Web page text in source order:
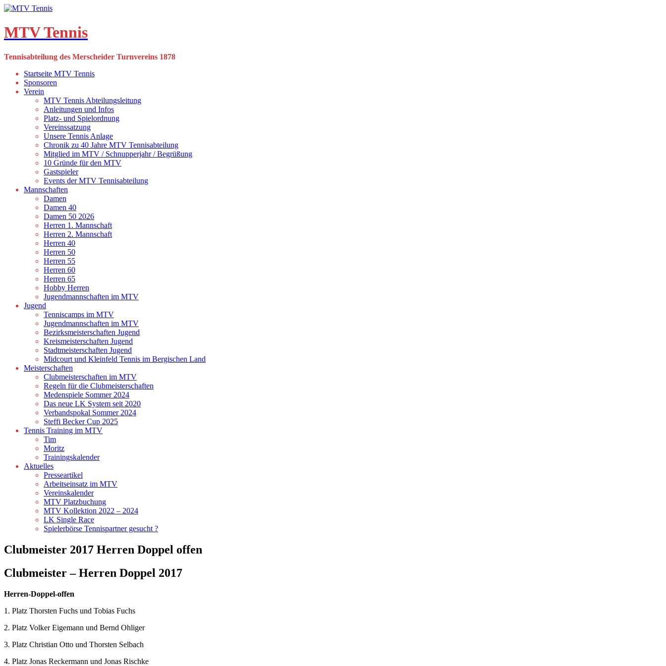
Skip
content
MTV Tennis
Tennisabteilung des Merscheider Turnvereins 1878
Startseite MTV Tennis
Sponsoren
Verein
MTV Tennis Abteilungsleitung
Anleitungen und Infos
Platz- und Spielordnung
Vereinssatzung
Unsere Tennis Anlage
Chronik zu 40 Jahre MTV Tennisabteilung
Mitglied im MTV / Schnupperjahr / Begrüßung
10 Gründe für den MTV
Gastspieler
Events der MTV Tennisabteilung
Mannschaften
Damen
Damen 40
Damen 50 2026
Herren 1. Mannschaft
Herren 2. Mannschaft
Herren 40
Herren 50
Herren 55
Herren 60
Herren 65
Hobby Herren
Jugendmannschaften im MTV
Jugend
Tenniscamps im MTV
Jugendmannschaften im MTV
Bezirksmeisterschaften Jugend
Kreismeisterschaften Jugend
Stadtmeisterschaften Jugend
Midcourt und Kleinfeld Tennis im Bergischen Land
Meisterschaften
Clubmeisterschaften im MTV
Regeln für die Clubmeisterschaften
Medenspiele Sommer 2024
Das neue LK System seit 2020
Verbandspokal Sommer 2024
Steffi Becker Cup 2025
Tennis Training im MTV
Tim
Moritz
Trainingskalender
Aktuelles
Presseartikel
Arbeitseinsatz im MTV
Vereinskalender
MTV Platzbuchung
MTV Kollektion 2022 – 2024
LK Single Race
Spielerbörse Tennispartner gesucht ?
Clubmeister 2017 Herren Doppel offen
Clubmeister – Herren Doppel 2017
Herren-Doppel-offen
1. Platz Thorsten Fuchs und Tobias Fuchs
2. Platz Volker Eigemann und Bernd Ohliger
3. Platz Christian Otto und Thorsten Selbach
4. Platz Jonas Reckermann und Jonas Rischke